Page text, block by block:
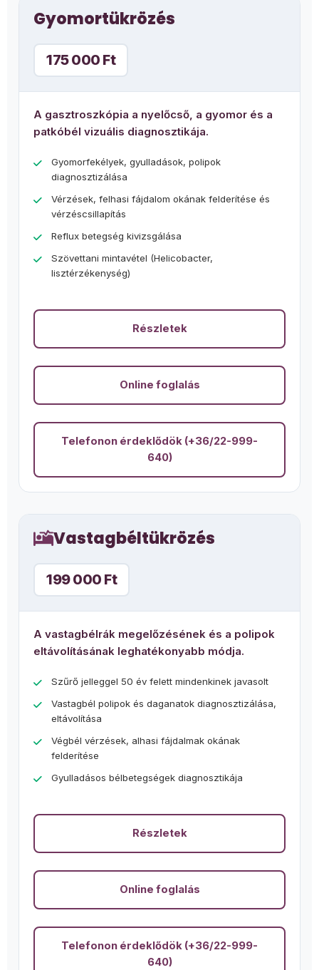
Gyomortükrözés
175 000 Ft
A gasztroszkópia a nyelőcső, a gyomor és a
patkóbél vizuális diagnosztikája.
Gyomorfekélyek, gyulladások, polipok
diagnosztizálása
Vérzések, felhasi fájdalom okának felderítése és
vérzéscsillapítás
Reflux betegség kivizsgálása
Szövettani mintavétel (Helicobacter,
lisztérzékenység)
Részletek
Online foglalás
Telefonon érdeklődök (+36/22-999-
640)
Vastagbéltükrözés
199 000 Ft
A vastagbélrák megelőzésének és a polipok
eltávolításának leghatékonyabb módja.
Szűrő jelleggel 50 év felett mindenkinek javasolt
Vastagbél polipok és daganatok diagnosztizálása,
eltávolítása
Végbél vérzések, alhasi fájdalmak okának
felderítése
Gyulladásos bélbetegségek diagnosztikája
Részletek
Online foglalás
Telefonon érdeklődök (+36/22-999-
640)